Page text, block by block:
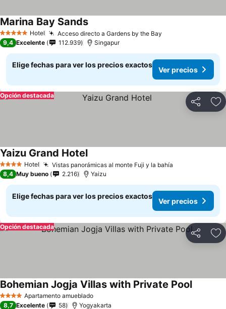
5 Estrellas Hotel Acceso directo a Gardens by the Bay
Marina Bay Sands
9,4 Excelente 112.939 Singapur
Elige fechas para ver los precios exactos
Ver precios
Compartir
Opción destacada
4 EstrellasHotel Vistas panorámicas al monte Fuji y la bahía
Yaizu Grand Hotel
8,4 Muy bueno 2.216 Yaizu
Elige fechas para ver los precios exactos
Ver precios
Compartir
Opción destacada
4 EstrellasApartamento amueblado
Bohemian Jogja Villas with Private Pool
8,7 Excelente 58 Yogyakarta